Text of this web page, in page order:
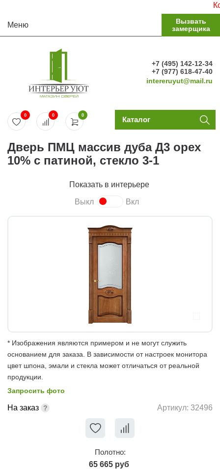
Меню
Вызвать
замерщика
+7 (495) 142-12-34
+7 (977) 618-47-40
intereruyut@mail.ru
0
0 0 Каталог
Дверь ПМЦ массив дуба Д3 орех
10% с патиной, стекло 3-1
Показать в интерьере
Выкл Вкл
* Изображения являются примером и не могут служить
основанием для заказа. В зависимости от настроек монитора
цвет шпона, эмали и стекла может отличаться от реальной
продукции.
Запросить фото
На заказ Артикул: 32496
Полотно:
65 665 руб